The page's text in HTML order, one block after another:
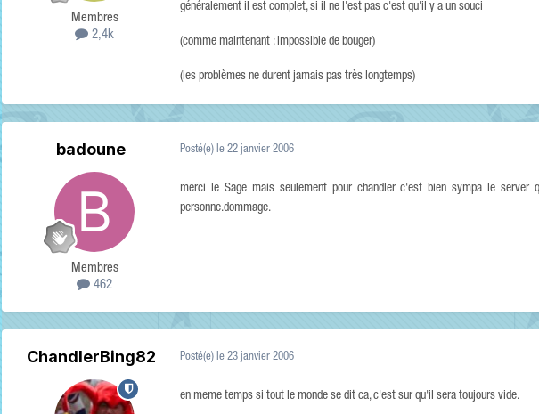
Membres
2,4k
généralement il est complet, si il ne l'est pas c'est qu'il y a un souci
(comme maintenant : impossible de bouger)
(les problèmes ne durent jamais pas très longtemps)
badoune
Membres
462
Posté(e) le 22 janvier 2006
merci le Sage mais seulement pour chandler c'est bien sympa le
personne.dommage.
ChandlerBing82 Posté(e) le 23 janvier 2006
en meme temps si tout le monde se dit ca, c'est sur qu'il sera toujours vide.